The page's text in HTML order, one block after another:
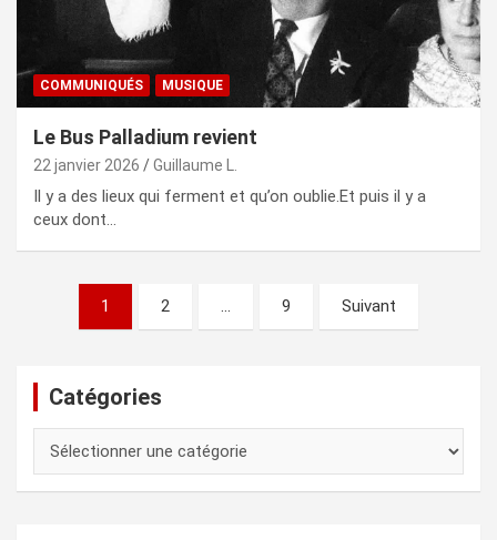
COMMUNIQUÉS MUSIQUE
Le Bus Palladium revient
22 janvier 2026 Guillaume L.
Il y a des lieux qui ferment et qu’on oublie.Et puis il y a
ceux dont…
Pagination
1 2 9 Suivant
Catégories